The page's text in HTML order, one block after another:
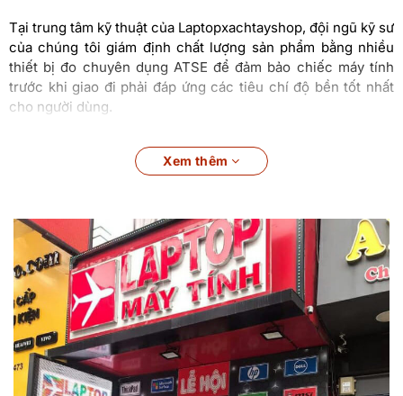
Tại trung tâm kỹ thuật của Laptopxachtayshop, đội ngũ kỹ sư
của chúng tôi giám định chất lượng sản phẩm bằng nhiều
thiết bị đo chuyên dụng ATSE để đảm bảo chiếc máy tính
trước khi giao đi phải đáp ứng các tiêu chí độ bền tốt nhất
cho người dùng.
Dell Inspiron 5620tại Laptopxachtayshop.com
Sắc xám huyền bí, thời thượng cùng sức mạnh bộc phá đến
thủ xứng tầm ở phân khúc laptop học tập – văn phòng.
• Cân mọi tác vụ từ cơ bản như Word, Excel, PowerPoint,…
đến thiết kế, chỉnh ảnh nâng cao vẫn rất suôn sẻ, mượt mà
nhờ bộ vi xử lý Intel i7 1255U kết hợp cùng card Intel Iris Xe
Graphics.
•Dell Inspiron 5620 nâng tầm đa nhiệm nhờ laptop RAM 16
GB, ngoài ra ổ cứng 1TB GB SSD (Có thể tháo ra, lắp thanh
Xem thêm